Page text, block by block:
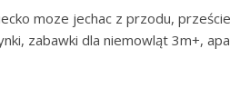
moze jechac z przodu,
zabawki dla niemowląt 3m+,